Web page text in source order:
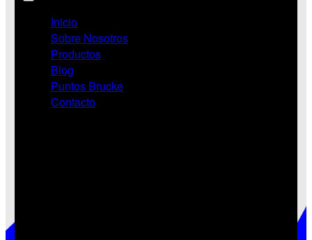
Inicio
Sobre Nosotros
Productos
Blog
Puntos Brucke
Contacto